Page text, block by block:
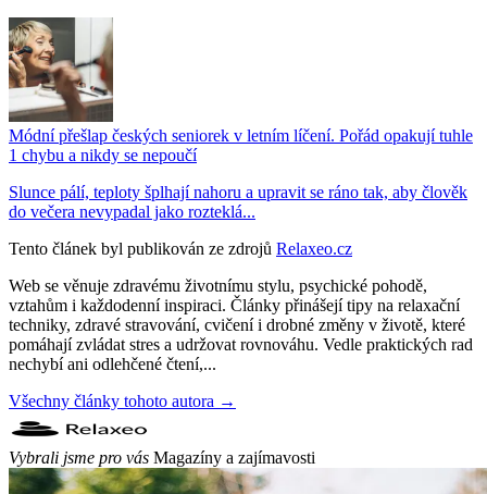
Módní přešlap českých seniorek v letním líčení. Pořád opakují tuhle
1 chybu a nikdy se nepoučí
Slunce pálí, teploty šplhají nahoru a upravit se ráno tak, aby člověk
do večera nevypadal jako rozteklá...
Tento článek byl publikován ze zdrojů Relaxeo.cz
Web se věnuje zdravému životnímu stylu, psychické pohodě,
vztahům i každodenní inspiraci. Články přinášejí tipy na relaxační
techniky, zdravé stravování, cvičení i drobné změny v životě, které
pomáhají zvládat stres a udržovat rovnováhu. Vedle praktických rad
nechybí ani odlehčené čtení,...
Všechny články tohoto autora →
Vybrali jsme pro vás Magazíny a zajímavosti